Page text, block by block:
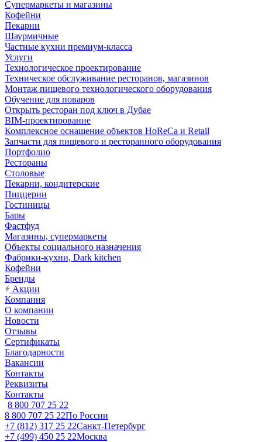
Супермаркеты и магазины
Кофейни
Пекарни
Шаурмичные
Частные кухни премиум-класса
Услуги
Технологическое проектирование
Техническое обслуживание ресторанов, магазинов
Монтаж пищевого технологического оборудования
Обучение для поваров
Открыть ресторан под ключ в Дубае
BIM-проектирование
Комплексное оснащение объектов HoReCa и Retail
Запчасти для пищевого и ресторанного оборудования
Портфолио
Рестораны
Столовые
Пекарни, кондитерские
Пиццерии
Гостиницы
Бары
Фастфуд
Магазины, супермаркеты
Объекты социального назначения
Фабрики-кухни, Dark kitchen
Кофейни
Бренды
Акции
Компания
О компании
Новости
Отзывы
Сертификаты
Благодарности
Вакансии
Контакты
Реквизиты
Контакты
8 800 707 25 22
8 800 707 25 22По России
+7 (812) 317 25 22Санкт-Петербург
+7 (499) 450 25 22Москва